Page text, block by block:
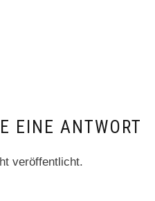
EINE ANTWORT
veröffentlicht.